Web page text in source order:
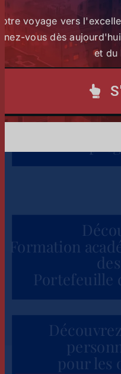
to Unlock
Formation
Portefeuille
pour les
voyage vers
vous dès
et du